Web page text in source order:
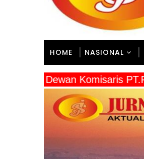
HOME NASIONAL
" Dewan Komisaris